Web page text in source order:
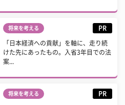
将来を考える PR
「日本経済への貢献」を軸に、走り続
けた先にあったもの。入省3年目での法
案...
将来を考える PR